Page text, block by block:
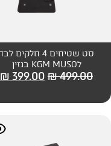
4 חלקים לבד
₪
לKGM MUSO EV
499.00